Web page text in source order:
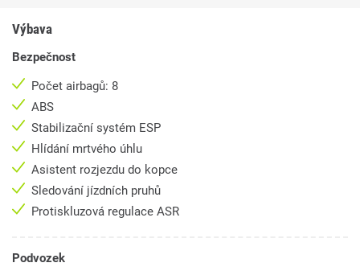
Výbava
Bezpečnost
Počet airbagů: 8
ABS
Stabilizační systém ESP
Hlídání mrtvého úhlu
Asistent rozjezdu do kopce
Sledování jízdních pruhů
Protiskluzová regulace ASR
Podvozek